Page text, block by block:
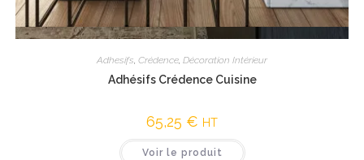
Vue rapide
Adhesifs Crédence Décoration Intérieur
Adhésifs Crédence Cuisine
65,25 € HT
Voir le produit